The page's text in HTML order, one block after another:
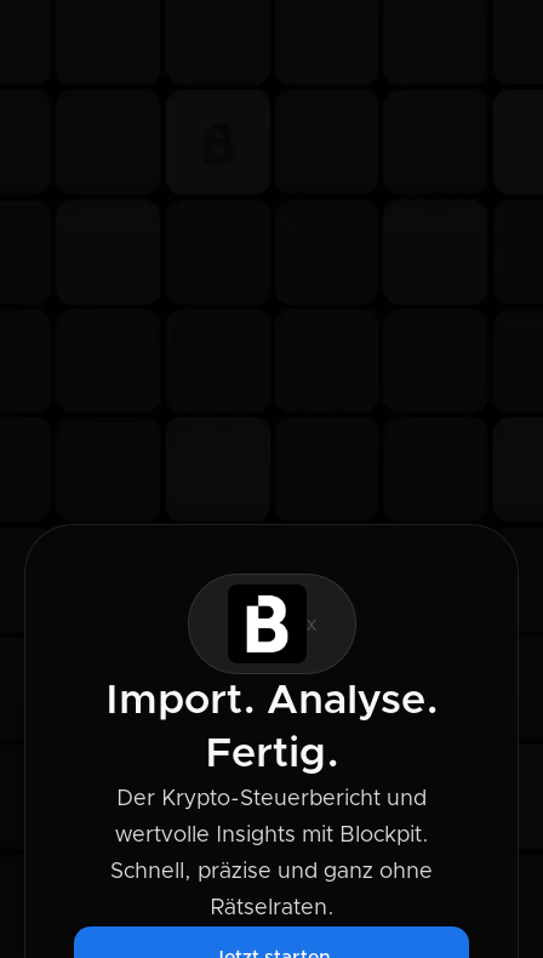
x
Import. Analyse.
Fertig.
Der Krypto-Steuerbericht und
wertvolle Insights mit Blockpit.
Schnell, präzise und ganz ohne
Rätselraten.